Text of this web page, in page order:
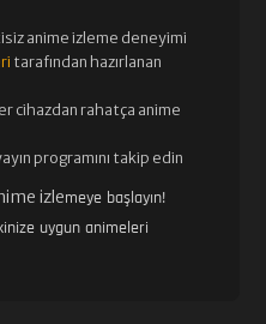
anime izleme deneyimi
tarafından hazırlanan
cihazdan rahatça anime
programını takip edin
izlemeye başlayın!
uygun animeleri